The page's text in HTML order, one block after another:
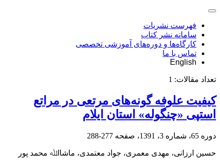
فهرست نشریات
سامانه نشر کتاب
کارگاه‌ها و دوره‌های آموزشی تخصصی
تماس با ما
English
تعداد مقالات: 1
کیفیت علوفه گونه‌های مرتعی در مراتع
استپی «چنگوله» استان ایلام
دوره 65، شماره 3، 1391، صفحه 277-288
حسین ارزانی، مهدی معمری، جواد معتمدی، ﻣﺎﺷﺎاﷲ محمد پور